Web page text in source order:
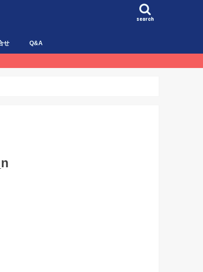
search
せ Q&A